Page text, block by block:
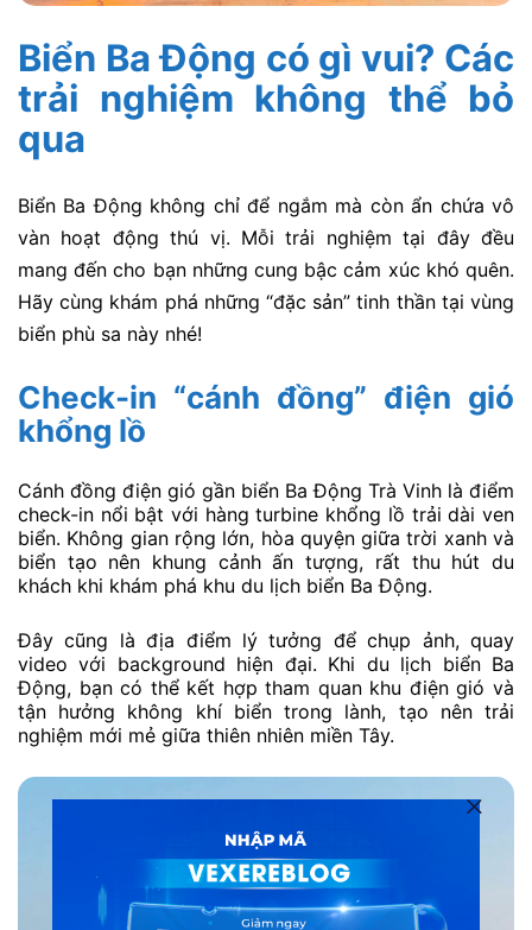
Biển Ba Động có gì vui? Các
trải nghiệm không thể bỏ
qua
Biển Ba Động không chỉ để ngắm mà còn ẩn chứa vô
vàn hoạt động thú vị. Mỗi trải nghiệm tại đây đều
mang đến cho bạn những cung bậc cảm xúc khó quên.
Hãy cùng khám phá những “đặc sản” tinh thần tại vùng
biển phù sa này nhé!
Check-in “cánh đồng” điện gió
khổng lồ
Cánh đồng điện gió gần biển Ba Động Trà Vinh là điểm
check-in nổi bật với hàng turbine khổng lồ trải dài ven
biển. Không gian rộng lớn, hòa quyện giữa trời xanh và
biển tạo nên khung cảnh ấn tượng, rất thu hút du
khách khi khám phá khu du lịch biển Ba Động.
Đây cũng là địa điểm lý tưởng để chụp ảnh, quay
video với background hiện đại. Khi du lịch biển Ba
Động, bạn có thể kết hợp tham quan khu điện gió và
tận hưởng không khí biển trong lành, tạo nên trải
nghiệm mới mẻ giữa thiên nhiên miền Tây.